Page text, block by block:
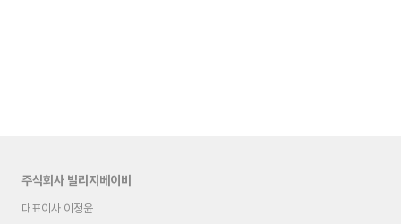
주식회사 빌리지베이비
대표이사 이정윤